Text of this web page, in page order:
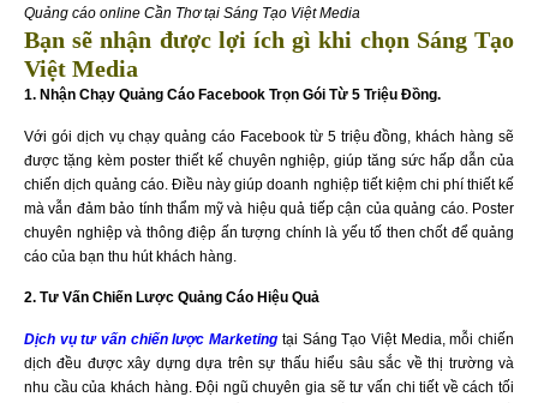
Quảng cáo online Cần Thơ tại Sáng Tạo Việt Media
Bạn sẽ nhận được lợi ích gì khi chọn Sáng Tạo
Việt Media
1. Nhận Chạy Quảng Cáo Facebook Trọn Gói Từ 5 Triệu Đồng.
Với gói dịch vụ chạy quảng cáo Facebook từ 5 triệu đồng, khách hàng sẽ
được tặng kèm poster thiết kế chuyên nghiệp, giúp tăng sức hấp dẫn của
chiến dịch quảng cáo. Điều này giúp doanh nghiệp tiết kiệm chi phí thiết kế
mà vẫn đảm bảo tính thẩm mỹ và hiệu quả tiếp cận của quảng cáo. Poster
chuyên nghiệp và thông điệp ấn tượng chính là yếu tố then chốt để quảng
cáo của bạn thu hút khách hàng.
2. Tư Vấn Chiến Lược Quảng Cáo Hiệu Quả
Dịch vụ tư vấn chiến lược Marketing tại Sáng Tạo Việt Media, mỗi chiến
dịch đều được xây dựng dựa trên sự thấu hiểu sâu sắc về thị trường và
nhu cầu của khách hàng. Đội ngũ chuyên gia sẽ tư vấn chi tiết về cách tối